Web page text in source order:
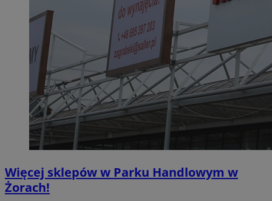
Więcej sklepów w Parku Handlowym w
Żorach!